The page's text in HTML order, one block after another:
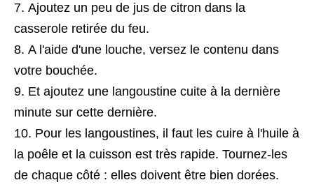
Ajoutez un peu de jus de citron dans la
casserole retirée du feu.
A l'aide d'une louche, versez le contenu dans
votre bouchée.
Et ajoutez une langoustine cuite à la dernière
minute sur cette dernière.
Pour les langoustines, il faut les cuire à l'huile à
la poêle et la cuisson est très rapide. Tournez-les
de chaque côté : elles doivent être bien dorées.